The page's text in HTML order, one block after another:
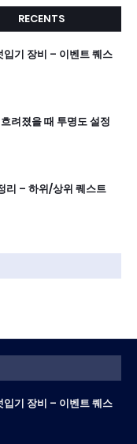
RECENTS
기 장비 – 이벤트 퀘스
려졌을 때 투명도 설정
리 – 하위/상위 퀘스트
기 장비 – 이벤트 퀘스